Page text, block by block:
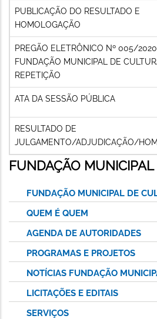
PUBLICAÇÃO DO RESULTADO E
HOMOLOGAÇÃO
PREGÃO ELETRÔNICO Nº 005/
FUNDAÇÃO MUNICIPAL DE
REPETIÇÃO
ATA DA SESSÃO PÚBLICA
RESULTADO DE
JULGAMENTO/ADJUDICAÇÃO/
FUNDAÇÃO
FUNDAÇÃO MUNICIPAL DE
QUEM É QUEM
AGENDA DE AUTORIDADES
PROGRAMAS E PROJETOS
NOTÍCIAS FUNDAÇÃO
LICITAÇÕES E EDITAIS
SERVIÇOS